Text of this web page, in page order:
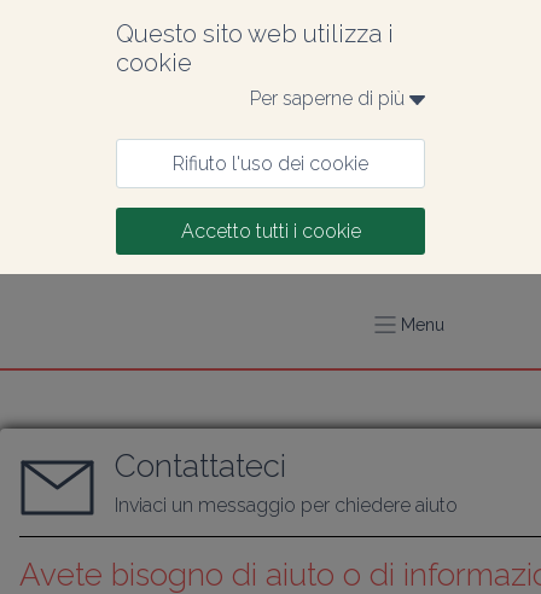
Questo sito web utilizza i
cookie
Per saperne di più
Rifiuto l'uso dei cookie
Accetto tutti i cookie
Menu
Contattateci
Inviaci un messaggio per chiedere aiuto
Avete bisogno di aiuto o di